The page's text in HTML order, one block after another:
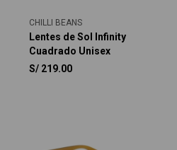
CHILLI BEANS
Lentes de Sol Infinity
Cuadrado Unisex
S/ 219.00